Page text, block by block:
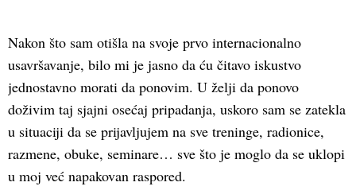
Nakon što sam otišla na svoje prvo internacionalno
usavršavanje, bilo mi je jasno da ću čitavo iskustvo
jednostavno morati da ponovim. U želji da ponovo
doživim taj sjajni osećaj pripadanja, uskoro sam se zatekla
u situaciji da se prijavljujem na sve treninge, radionice,
razmene, obuke, seminare… sve što je moglo da se uklopi
u moj već napakovan raspored.